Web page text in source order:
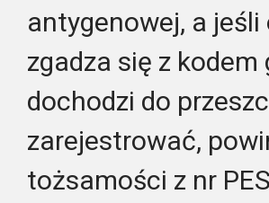
antygenowej, a
zgadza się z
dochodzi do
zarejestrować,
tożsamości z nr